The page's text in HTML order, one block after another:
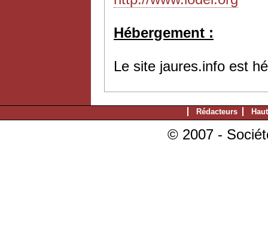
Hébergement :
Le site jaures.info est
Rédacteurs
© 2007 -